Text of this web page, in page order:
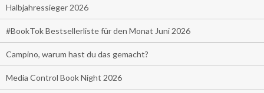
Halbjahressieger 2026
#BookTok Bestsellerliste für den Monat Juni 2026
Campino, warum hast du das gemacht?
Media Control Book Night 2026